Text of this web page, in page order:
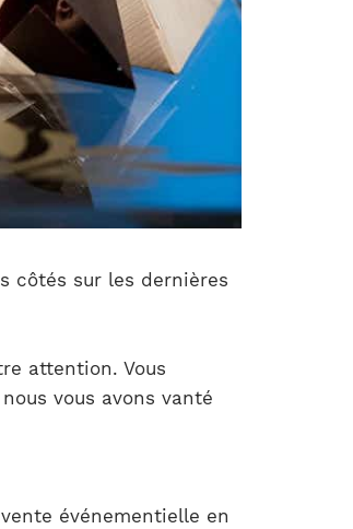
côtés sur les dernières
attention. Vous
vous avons vanté
événementielle en